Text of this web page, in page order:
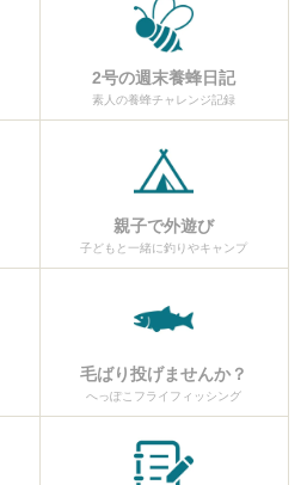
2号の週末養蜂日記
素人の養蜂チャレンジ記録
親子で外遊び
子どもと一緒に釣りやキャンプ
毛ばり投げませんか？
へっぽこフライフィッシング